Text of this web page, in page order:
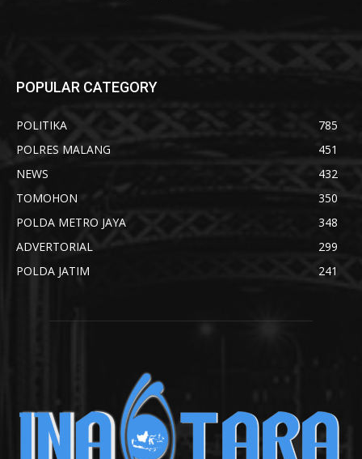
POPULAR CATEGORY
POLITIKA
785
POLRES MALANG
451
NEWS
432
TOMOHON
350
POLDA METRO JAYA
348
ADVERTORIAL
299
POLDA JATIM
241